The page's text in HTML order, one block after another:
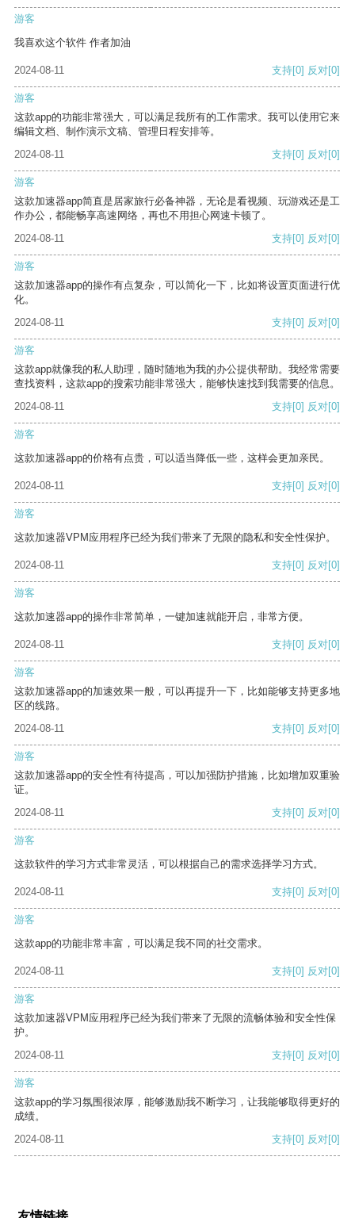
游客
我喜欢这个软件 作者加油
2024-08-11 支持[0] 反对[0]
游客
这款app的功能非常强大，可以满足我所有的工作需求。我可以使用它来
编辑文档、制作演示文稿、管理日程安排等。
2024-08-11
支持[0] 反对[0]
游客
这款加速器app简直是居家旅行必备神器，无论是看视频、玩游戏还是工
作办公，都能畅享高速网络，再也不用担心网速卡顿了。
2024-08-11
支持[0] 反对[0]
游客
这款加速器app的操作有点复杂，可以简化一下，比如将设置页面进行优
化。
2024-08-11
支持[0] 反对[0]
游客
这款app就像我的私人助理，随时随地为我的办公提供帮助。我经常需要
查找资料，这款app的搜索功能非常强大，能够快速找到我需要的信息。
2024-08-11
支持[0] 反对[0]
游客
这款加速器app的价格有点贵，可以适当降低一些，这样会更加亲民。
2024-08-11 支持[0] 反对[0]
游客
这款加速器VPM应用程序已经为我们带来了无限的隐私和安全性保护。
2024-08-11 支持[0] 反对[0]
游客
这款加速器app的操作非常简单，一键加速就能开启，非常方便。
2024-08-11 支持[0] 反对[0]
游客
这款加速器app的加速效果一般，可以再提升一下，比如能够支持更多地
区的线路。
2024-08-11
支持[0] 反对[0]
游客
这款加速器app的安全性有待提高，可以加强防护措施，比如增加双重验
证。
2024-08-11
支持[0] 反对[0]
游客
这款软件的学习方式非常灵活，可以根据自己的需求选择学习方式。
2024-08-11 支持[0] 反对[0]
游客
这款app的功能非常丰富，可以满足我不同的社交需求。
2024-08-11 支持[0] 反对[0]
游客
这款加速器VPM应用程序已经为我们带来了无限的流畅体验和安全性保
护。
2024-08-11
支持[0] 反对[0]
游客
这款app的学习氛围很浓厚，能够激励我不断学习，让我能够取得更好的
成绩。
2024-08-11
支持[0] 反对[0]